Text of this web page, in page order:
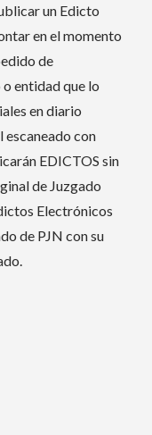
un Edicto
en el momento
de
entidad que lo
en diario
escaneado con
EDICTOS sin
de Juzgado
Electrónicos
de PJN con su